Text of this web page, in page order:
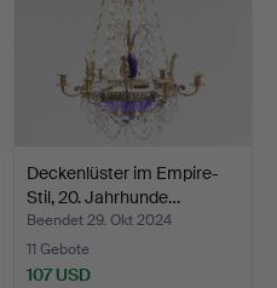
Deckenlüster im Empire-
Stil, 20. Jahrhunde…
Beendet 29. Okt 2024
11 Gebote
107 USD